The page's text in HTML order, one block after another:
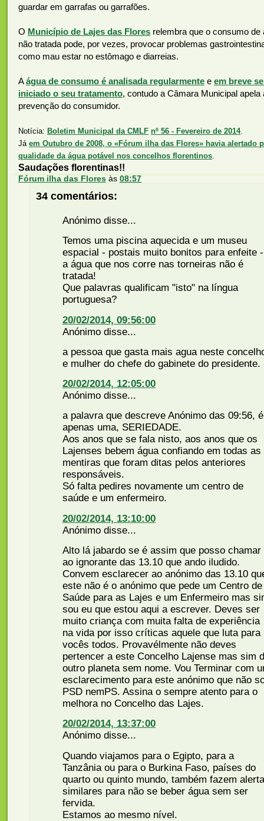
guardar em garrafas ou garrafões.
O Município de Lajes das Flores relembra que o consumo de
não tratada pode, por vezes, provocar problemas
como mau estar no estômago e diarreias.
Aágua de consumo é analisada regularmente e em breve
iniciado o seu tratamento, contudo a Câmara Municipal apela
prevenção do consumidor.
Notícia: Boletim Municipal da CMLF nº 56 - Fevereiro de 2014.
Já em Outubro de 2008, o «Fórum ilha das Flores» havia alertado
qualidade da água potável nos concelhos florentinos.
Saudações florentinas!!
Fórum ilha das Flores às 08:57
34 comentários:
Anónimo disse...
Temos uma piscina aquecida e um museu
espacial - postais muito bonitos para enfeite
a água que nos corre nas torneiras não é
tratada!
Que palavras qualificam "isto" na língua
portuguesa?
20/02/2014, 09:56:00
Anónimo disse...
a pessoa que gasta mais agua neste
e mulher do chefe do gabinete do presidente.
20/02/2014, 12:05:00
Anónimo disse...
a palavra que descreve Anónimo das 09:56, é
apenas uma, SERIEDADE.
Aos anos que se fala nisto, aos anos que os
Lajenses bebem água confiando em todas as
mentiras que foram ditas pelos anteriores
responsáveis.
Só falta pedires novamente um centro de
saúde e um enfermeiro.
20/02/2014, 13:10:00
Anónimo disse...
Alto lá jabardo se é assim que posso chamar
ao ignorante das 13.10 que ando iludido.
Convem esclarecer ao anónimo das 13.10
este não é o anónimo que pede um Centro de
Saúde para as Lajes e um Enfermeiro mas
sou eu que estou aqui a escrever. Deves ser
muito criança com muita falta de experiência
na vida por isso críticas aquele que luta para
vocês todos. Provavélmente não deves
pertencer a este Concelho Lajense mas sim
outro planeta sem nome. Vou Terminar com
esclarecimento para este anónimo que não
PSD nemPS. Assina o sempre atento para o
melhora no Concelho das Lajes.
20/02/2014, 13:37:00
Anónimo disse...
Quando viajamos para o Egipto, para a
Tanzânia ou para o Burkina Faso, países do
quarto ou quinto mundo, também fazem
similares para não se beber água sem ser
fervida.
Estamos ao mesmo nível.